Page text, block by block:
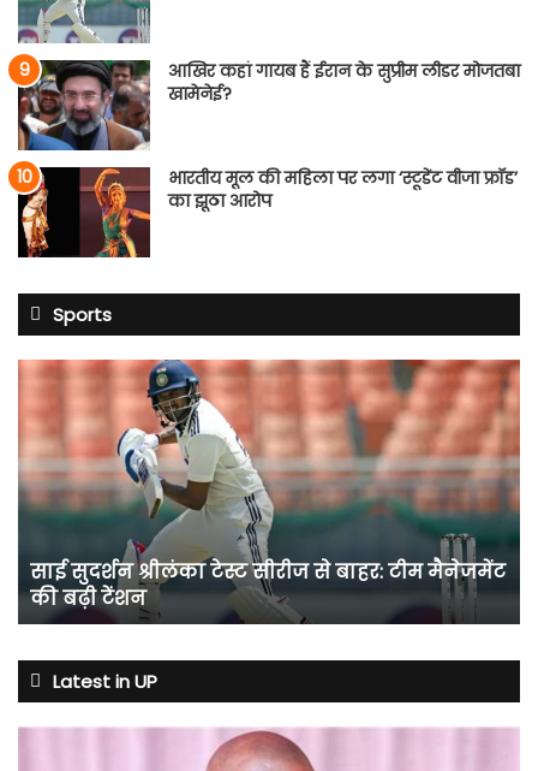
आखिर कहां गायब हैं ईरान के सुप्रीम लीडर मोजतबा
खामेनेई?
भारतीय मूल की महिला पर लगा ‘स्टूडेंट वीजा फ्रॉड’
का झूठा आरोप
Sports
साई
श्रीलंका
सीरीज
से
मैनेजमेंट
की
बढ़ी
साई सुदर्शन श्रीलंका टेस्ट सीरीज से बाहर: टीम मैनेजमेंट
की बढ़ी टेंशन
Latest in UP